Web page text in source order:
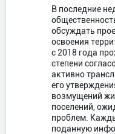
В последние
обсуждать
освоения
с 2018 года
степени
активно
его
возмущений
поселений,
проблем.
поданную